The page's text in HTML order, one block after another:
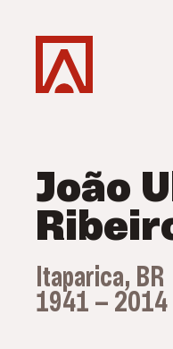
João
Itaparica, BR
1941 — 2014